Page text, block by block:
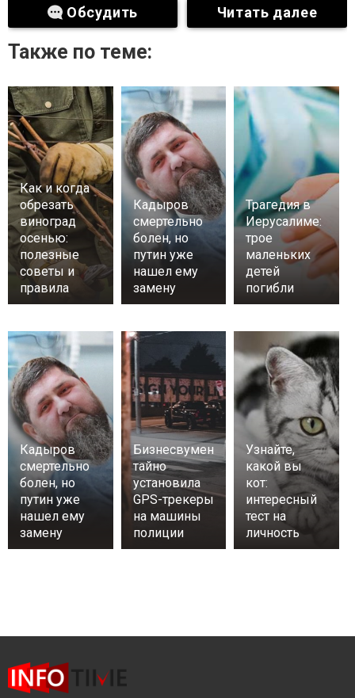
Обсудить Читать далее
Также по теме:
Как и когда
обрезать
виноград
осенью:
полезные
советы и
правила
Кадыров
смертельно
болен, но
путин уже
нашел ему
замену
Трагедия в
Иерусалиме:
трое
маленьких
детей
погибли
Кадыров
смертельно
болен, но
путин уже
нашел ему
замену
Бизнесвумен
тайно
установила
GPS-трекеры
на машины
полиции
Узнайте,
какой вы
кот:
интересный
тест на
личность